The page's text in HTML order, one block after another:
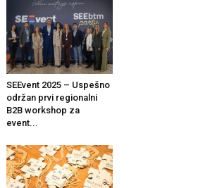
SEEvent 2025 – Uspešno
održan prvi regionalni
B2B workshop za
event...